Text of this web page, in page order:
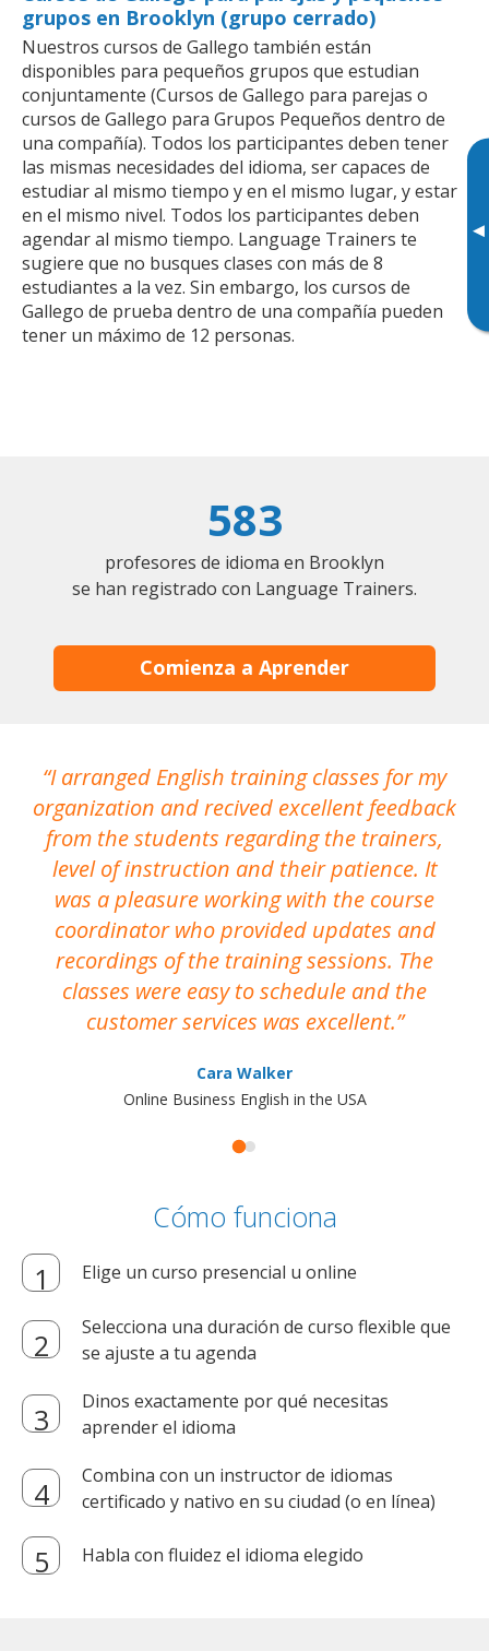
▸
grupos en Brooklyn (grupo cerrado)
Nuestros cursos de Gallego también están
disponibles para pequeños grupos que estudian
conjuntamente (Cursos de Gallego para parejas o
cursos de Gallego para Grupos Pequeños dentro de
una compañía). Todos los participantes deben tener
las mismas necesidades del idioma, ser capaces de
estudiar al mismo tiempo y en el mismo lugar, y estar
en el mismo nivel. Todos los participantes deben
agendar al mismo tiempo. Language Trainers te
sugiere que no busques clases con más de 8
estudiantes a la vez. Sin embargo, los cursos de
Gallego de prueba dentro de una compañía pueden
tener un máximo de 12 personas.
583
profesores de idioma en Brooklyn
se han registrado con Language Trainers.
Comienza a Aprender
I arranged English training classes for my
organization and recived excellent feedback
from the students regarding the trainers,
level of instruction and their patience. It
was a pleasure working with the course
coordinator who provided updates and
recordings of the training sessions. The
classes were easy to schedule and the
customer services was excellent.
Cara Walker
Online Business English in the USA
Cómo funciona
Elige un curso presencial u online
Selecciona una duración de curso flexible que
se ajuste a tu agenda
Dinos exactamente por qué necesitas
aprender el idioma
Combina con un instructor de idiomas
certificado y nativo en su ciudad (o en línea)
Habla con fluidez el idioma elegido